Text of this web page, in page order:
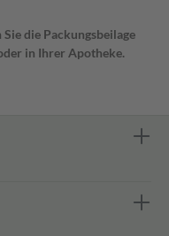
die Packungsbeilage
in Ihrer Apotheke.